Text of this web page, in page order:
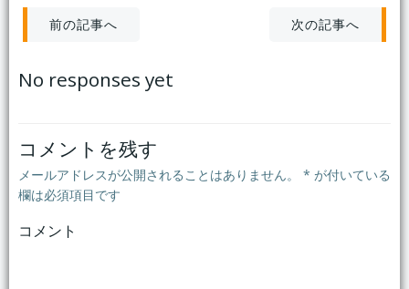
投
稿
ビ
ゲ
ー
前の記事へ
ビ
次の記事へ
No responses yet
コメントを残す
メールアドレスが公開されることはありません。 * が付いている
欄は必須項目です
コメント